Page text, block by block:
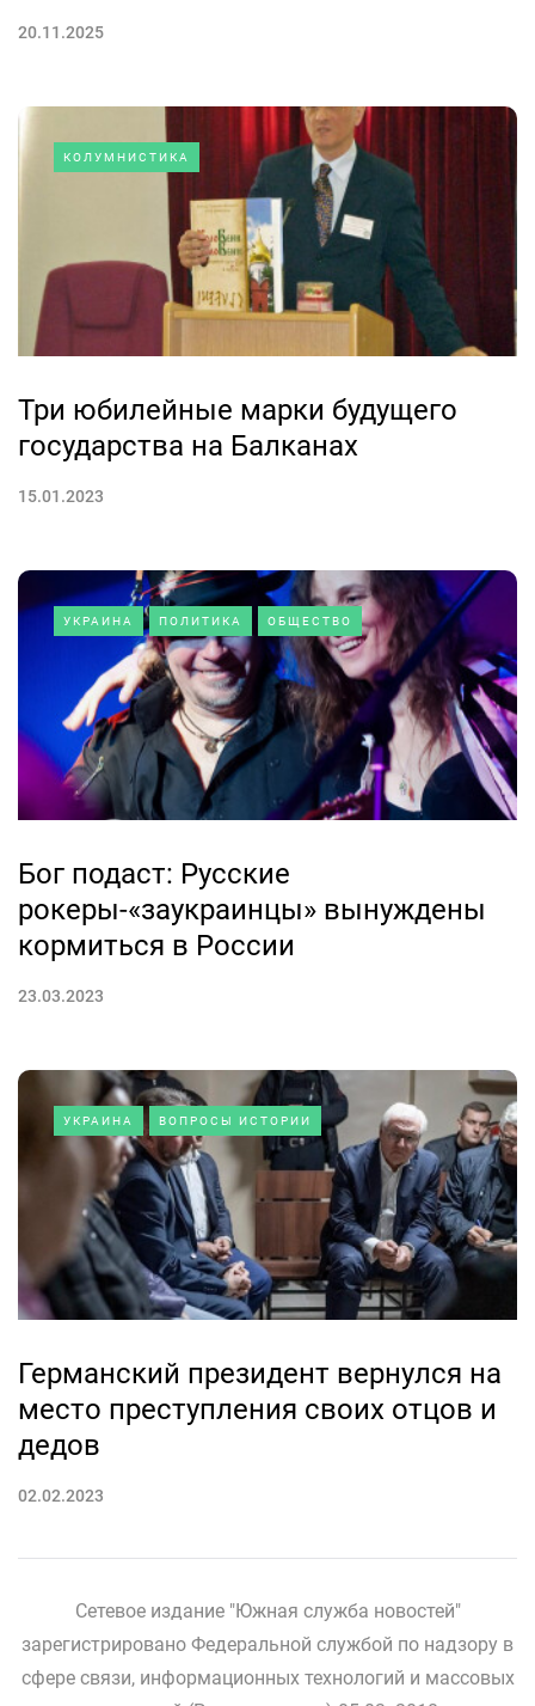
20.11.2025
КОЛУМНИСТИКА
Три юбилейные марки будущего
государства на Балканах
15.01.2023
УКРАИНА ПОЛИТИКА ОБЩЕСТВО
Бог подаст: Русские
рокеры-«заукраинцы» вынуждены
кормиться в России
23.03.2023
УКРАИНА ВОПРОСЫ ИСТОРИИ
Германский президент вернулся на
место преступления своих отцов и
дедов
02.02.2023
Сетевое издание "Южная служба новостей"
зарегистрировано Федеральной службой по надзору в
сфере связи, информационных технологий и массовых